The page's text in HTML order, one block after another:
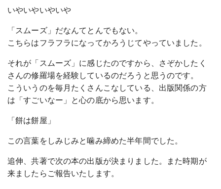
いやいやいやいや
「スムーズ」だなんてとんでもない。
こちらはフラフラになってかろうじてやっていました。
それが「スムーズ」に感じたのですから、さぞかしたく
さんの修羅場を経験しているのだろうと思うのです。
こういうのを毎月たくさんこなしている、出版関係の方
は「すごいなー」と心の底から思います。
「餅は餅屋」
この言葉をしみじみと噛み締めた半年間でした。
追伸、共著で次の本の出版が決まりました。また時期が
来ましたらご報告いたします。